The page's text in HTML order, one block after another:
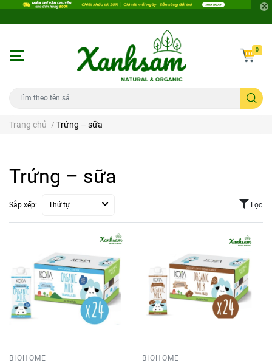
0
Trang chủ / Trứng – sữa
Trứng – sữa
Sắp xếp: Thứ tự Lọc
BIOHOME BIOHOME